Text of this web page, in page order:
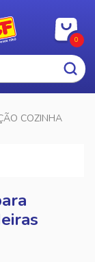
0
COZINHA